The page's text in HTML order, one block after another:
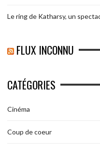
Le ring de Katharsy, un
FLUX INCONNU
CATÉGORIES
Cinéma
Coup de coeur